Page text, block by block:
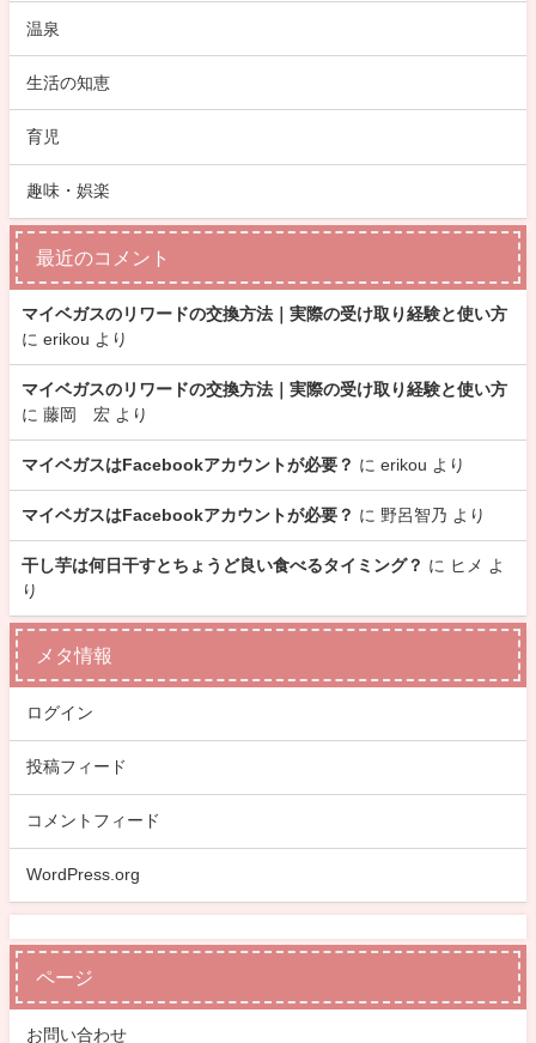
温泉
生活の知恵
育児
趣味・娯楽
最近のコメント
マイベガスのリワードの交換方法｜実際の受け取り経験と使い方
に erikou より
マイベガスのリワードの交換方法｜実際の受け取り経験と使い方
に 藤岡 宏 より
マイベガスはFacebookアカウントが必要？ に erikou より
マイベガスはFacebookアカウントが必要？ に 野呂智乃 より
干し芋は何日干すとちょうど良い食べるタイミング？ に ヒメ
よ
り
メタ情報
ログイン
投稿フィード
コメントフィード
WordPress.org
ページ
お問い合わせ